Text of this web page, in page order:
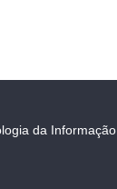
da Informação